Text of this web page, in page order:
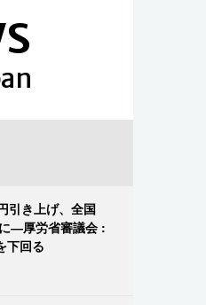
引き上げ、全国
―厚労省審議会 :
下回る